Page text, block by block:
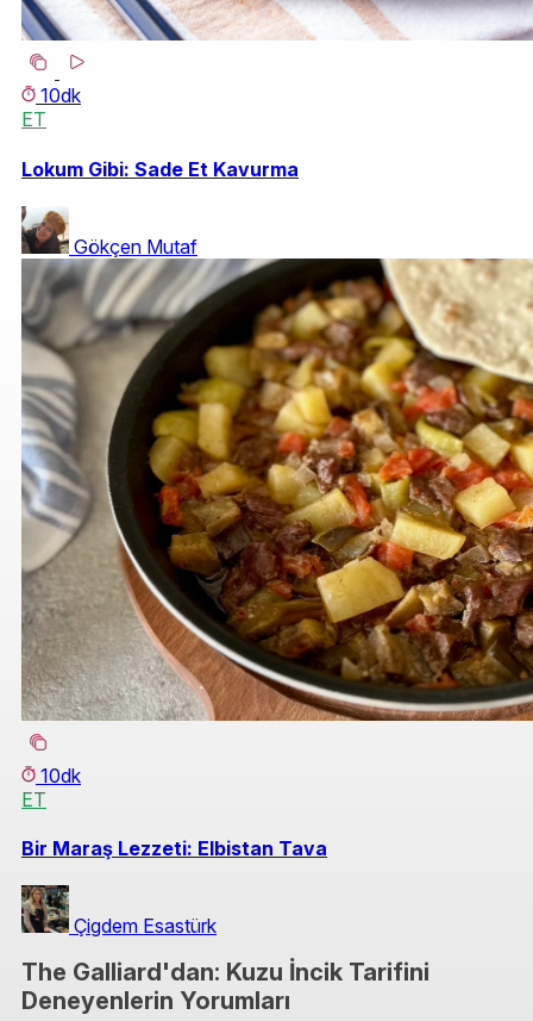
10dk
ET
Lokum Gibi: Sade Et Kavurma
Gökçen Mutaf
10dk
ET
Bir Maraş Lezzeti: Elbistan Tava
Çigdem Esastürk
The Galliard'dan: Kuzu İncik Tarifini
Deneyenlerin Yorumları